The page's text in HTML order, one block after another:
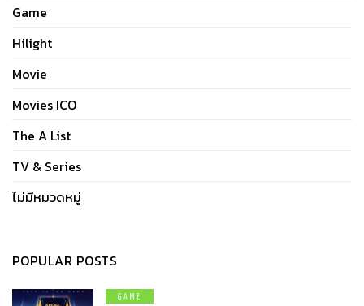
Game
Hilight
Movie
Movies ICO
The A List
TV & Series
ไม่มีหมวดหมู่
POPULAR POSTS
GAME